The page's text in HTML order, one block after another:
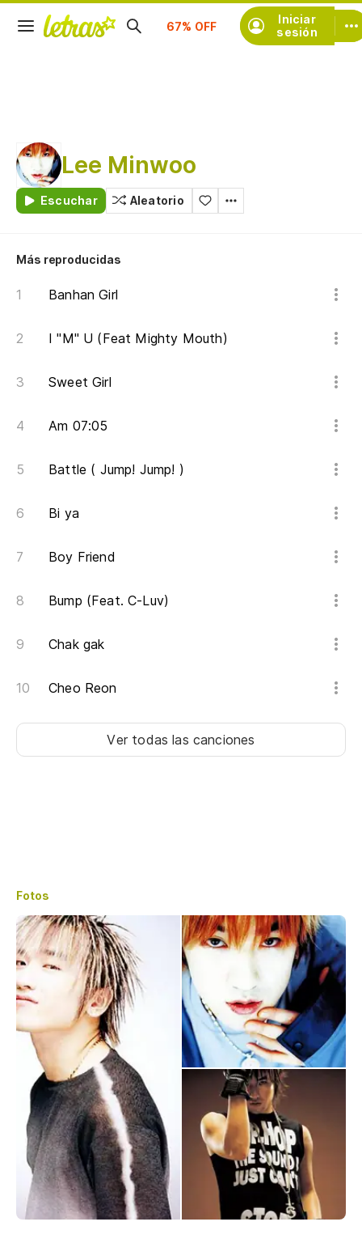
Iniciar
sesión
Suscríbete
Lee Minwoo
Escuchar Aleatorio
Más reproducidas
Banhan Girl
I "M" U (Feat Mighty Mouth)
Sweet Girl
Am 07:05
Battle ( Jump! Jump! )
Bi ya
Boy Friend
Bump (Feat. C-Luv)
Chak gak
Cheo Reon
Ver todas las canciones
Fotos